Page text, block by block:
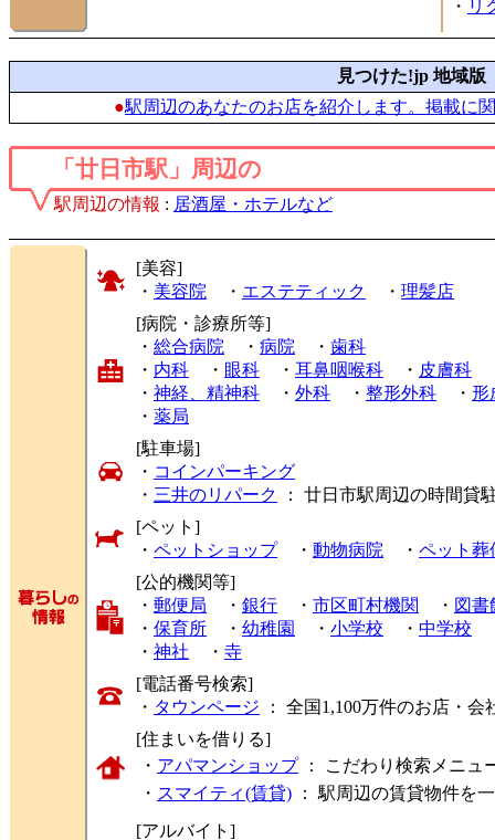
・ リ
見つけた!jp 地域版
●駅周辺のあなたのお店を紹介します。掲載に
「廿日市駅」周辺の
駅周辺の情報 : 居酒屋・ホテルなど
[美容]
・ 美容院 ・ エステティック ・ 理髪店
[病院・診療所等]
・ 総合病院 ・ 病院 ・ 歯科
・ 内科 ・ 眼科 ・ 耳鼻咽喉科 ・ 皮膚科
・ 神経、精神科 ・ 外科 ・ 整形外科 ・ 形
・ 薬局
[駐車場]
・ コインパーキング
・ 三井のリパーク
： 廿日市駅周辺の時間貸
[ペット]
・ ペットショップ・ 動物病院 ・ ペット葬
[公的機関等]
・ 郵便局 ・ 銀行 ・ 市区町村機関 ・ 図書
・ 保育所 ・ 幼稚園 ・ 小学校 ・ 中学校
・ 神社 ・ 寺
[電話番号検索]
・ タウンページ ： 全国1,100万件のお店・
[住まいを借りる]
・ アパマンショップ： こだわり検索メニュ
・ スマイティ(賃貸) ： 駅周辺の賃貸物件を
[アルバイト]